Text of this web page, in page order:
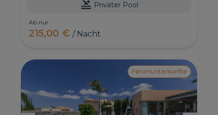
Privater Pool
Ab nur
215,00 €/ Nacht
Ferienunterkünfte